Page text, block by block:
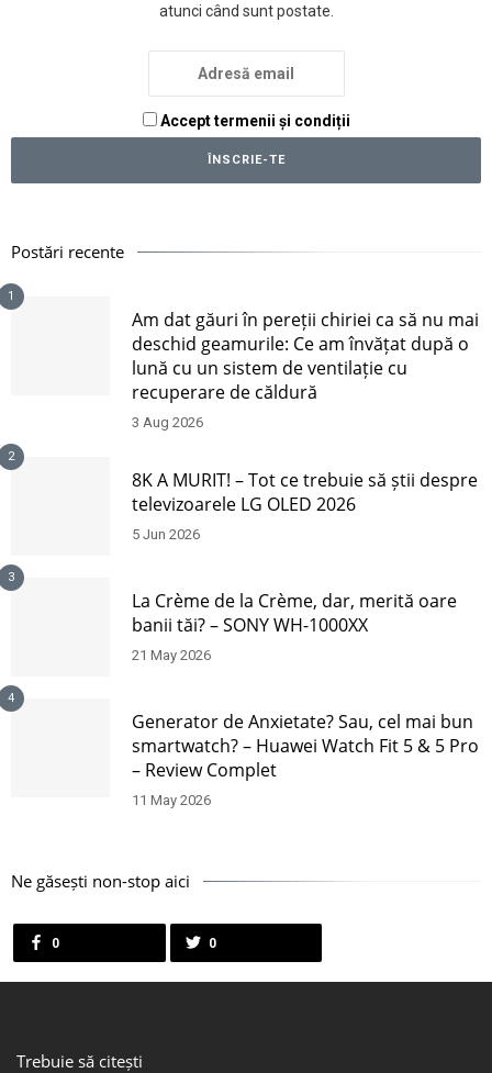
atunci când sunt postate.
Accept termenii și condiții
Postări recente
1
Am dat găuri în pereții chiriei ca să nu mai
deschid geamurile: Ce am învățat după o
lună cu un sistem de ventilație cu
recuperare de căldură
3 Aug 2026
2
8K A MURIT! – Tot ce trebuie să știi despre
televizoarele LG OLED 2026
5 Jun 2026
3
La Crème de la Crème, dar, merită oare
banii tăi? – SONY WH-1000XX
21 May 2026
4
Generator de Anxietate? Sau, cel mai bun
smartwatch? – Huawei Watch Fit 5 & 5 Pro
– Review Complet
11 May 2026
Ne găsești non-stop aici
0 0
Trebuie să citești